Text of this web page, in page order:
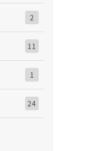
2
11
1
24